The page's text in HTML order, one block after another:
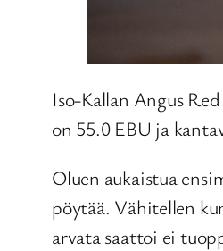
Iso-Kallan Angus
on 55.0 EBU ja
Oluen aukaistua
pöytää. Vähitellen
arvata saattoi ei